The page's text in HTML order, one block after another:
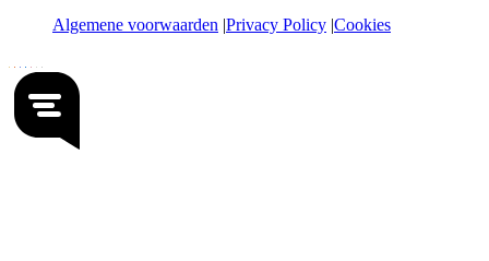
Algemene voorwaarden Privacy Policy Cookies